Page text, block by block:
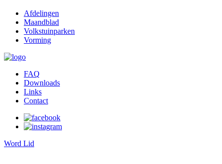
Afdelingen
Maandblad
Volkstuinparken
Vorming
FAQ
Downloads
Links
Contact
Word Lid